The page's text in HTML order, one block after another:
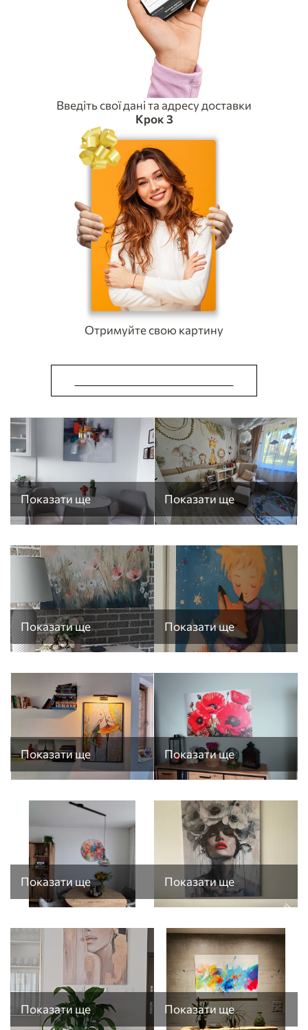
Введіть свої дані та адресу доставки
Крок 3
Отримуйте свою картину
Показати ще Показати ще
Показати ще Показати ще
Показати ще Показати ще
Показати ще Показати ще
Показати ще Показати ще